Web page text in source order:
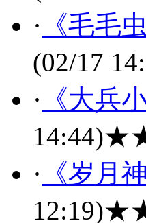
· 《毛毛
(02/17
· 《大兵
14:44)
· 《岁月
12:19)